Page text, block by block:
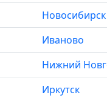
Новосибирск
Иваново
Нижний
Иркутск